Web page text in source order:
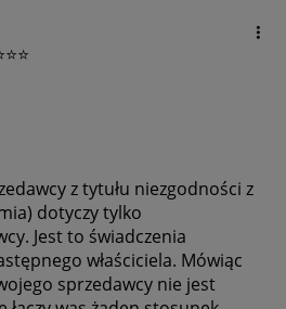
z tytułu niezgodności z
dotyczy tylko
Jest to świadczenia
właściciela. Mówiąc
sprzedawcy nie jest